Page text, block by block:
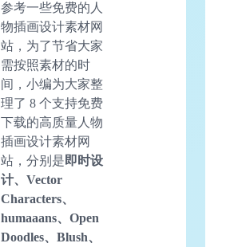
参考一些免费的人
物插画设计素材网
站，为了节省大家
需按照素材的时
间，小编为大家整
理了 8 个支持免费
下载的高质量人物
插画设计素材网
站，分别是 即时设
计、Vector
Characters、
humaaans、Open
Doodles、Blush、